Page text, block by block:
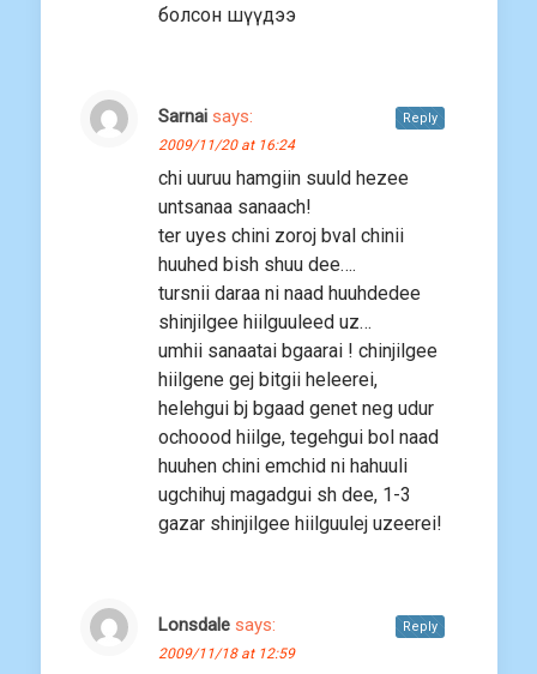
болсон шүүдээ
Sarnai says:
2009/11/20 at 16:24
chi uuruu hamgiin suuld hezee
untsanaa sanaach!
ter uyes chini zoroj bval chinii
huuhed bish shuu dee….
tursnii daraa ni naad huuhdedee
shinjilgee hiilguuleed uz…
umhii sanaatai bgaarai ! chinjilgee
hiilgene gej bitgii heleerei,
helehgui bj bgaad genet neg udur
ochoood hiilge, tegehgui bol naad
huuhen chini emchid ni hahuuli
ugchihuj magadgui sh dee, 1-3
gazar shinjilgee hiilguulej uzeerei!
Reply
Lonsdale says:
2009/11/18 at 12:59
Reply